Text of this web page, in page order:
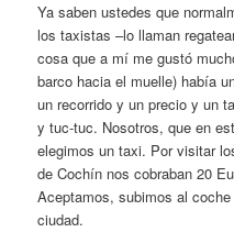
Ya saben ustedes que
los taxistas –lo llaman
cosa que a mí me gustó
barco hacia el muelle) había
un recorrido y un precio y un
y tuc-tuc. Nosotros, que en
elegimos un taxi. Por visitar
de Cochín nos cobraban 20
Aceptamos, subimos al
ciudad.